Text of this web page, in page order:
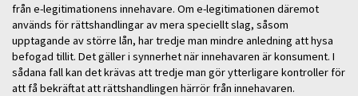
från e-legitimationens innehavare. Om e-legitimationen däremot
används för rättshandlingar av mera speciellt slag, såsom
upptagande av större lån, har tredje man mindre anledning att hysa
befogad tillit. Det gäller i synnerhet när innehavaren är konsument. I
sådana fall kan det krävas att tredje man gör ytterligare kontroller för
att få bekräftat att rättshandlingen härrör från innehavaren.